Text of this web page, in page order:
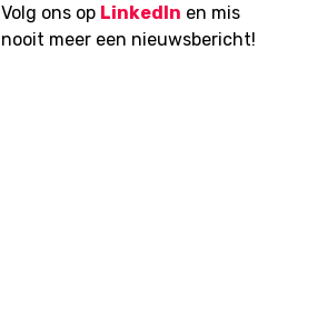
Volg ons op LinkedIn en mis
nooit meer een nieuwsbericht!